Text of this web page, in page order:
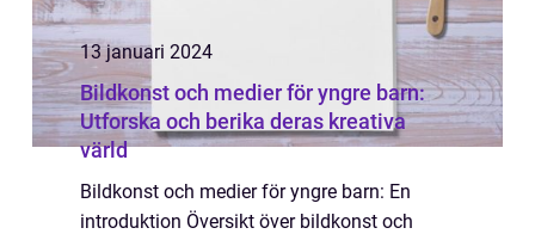
13 januari 2024
Bildkonst och medier för yngre barn:
Utforska och berika deras kreativa
värld
Bildkonst och medier för yngre barn: En
introduktion Översikt över bildkonst och